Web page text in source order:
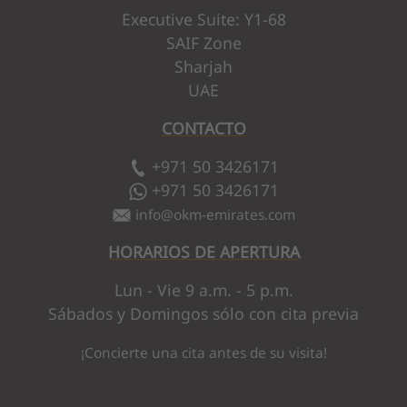
Executive Suite: Y1-68
SAIF Zone
Sharjah
UAE
CONTACTO
+971 50 3426171
+971 50 3426171
info@okm-emirates.com
HORARIOS DE APERTURA
Lun - Vie 9 a.m. - 5 p.m.
Sábados y Domingos sólo con cita previa
¡Concierte una cita antes de su visita!